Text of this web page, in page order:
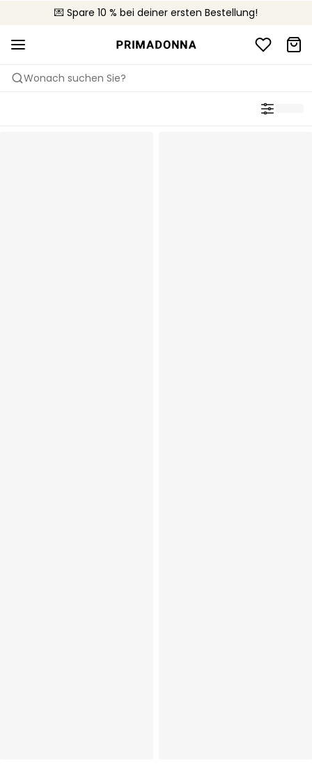
💌 Spare 10 % bei deiner ersten Bestellung!
🚚 Kostenloser Versand bei Bestellungen über 90 €
📦 Kostenlose Rücksendungen
Wonach suchen Sie?